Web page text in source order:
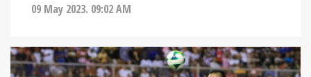
09 May 2023. 09:02 AM